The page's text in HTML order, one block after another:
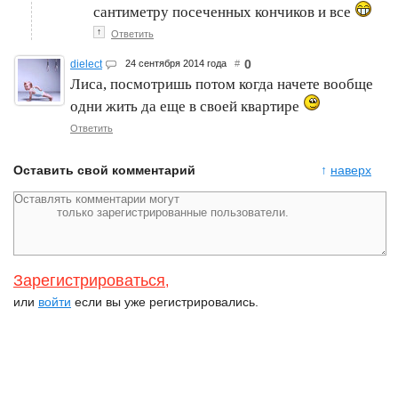
сантиметру посеченных кончиков и все
↑ Ответить
dielect 24 сентября 2014 года # 0
Лиса, посмотришь потом когда начете вообще
одни жить да еще в своей квартире
Ответить
↑ наверх
Оставить свой комментарий
Зарегистрироваться,
или войти если вы уже регистрировались.